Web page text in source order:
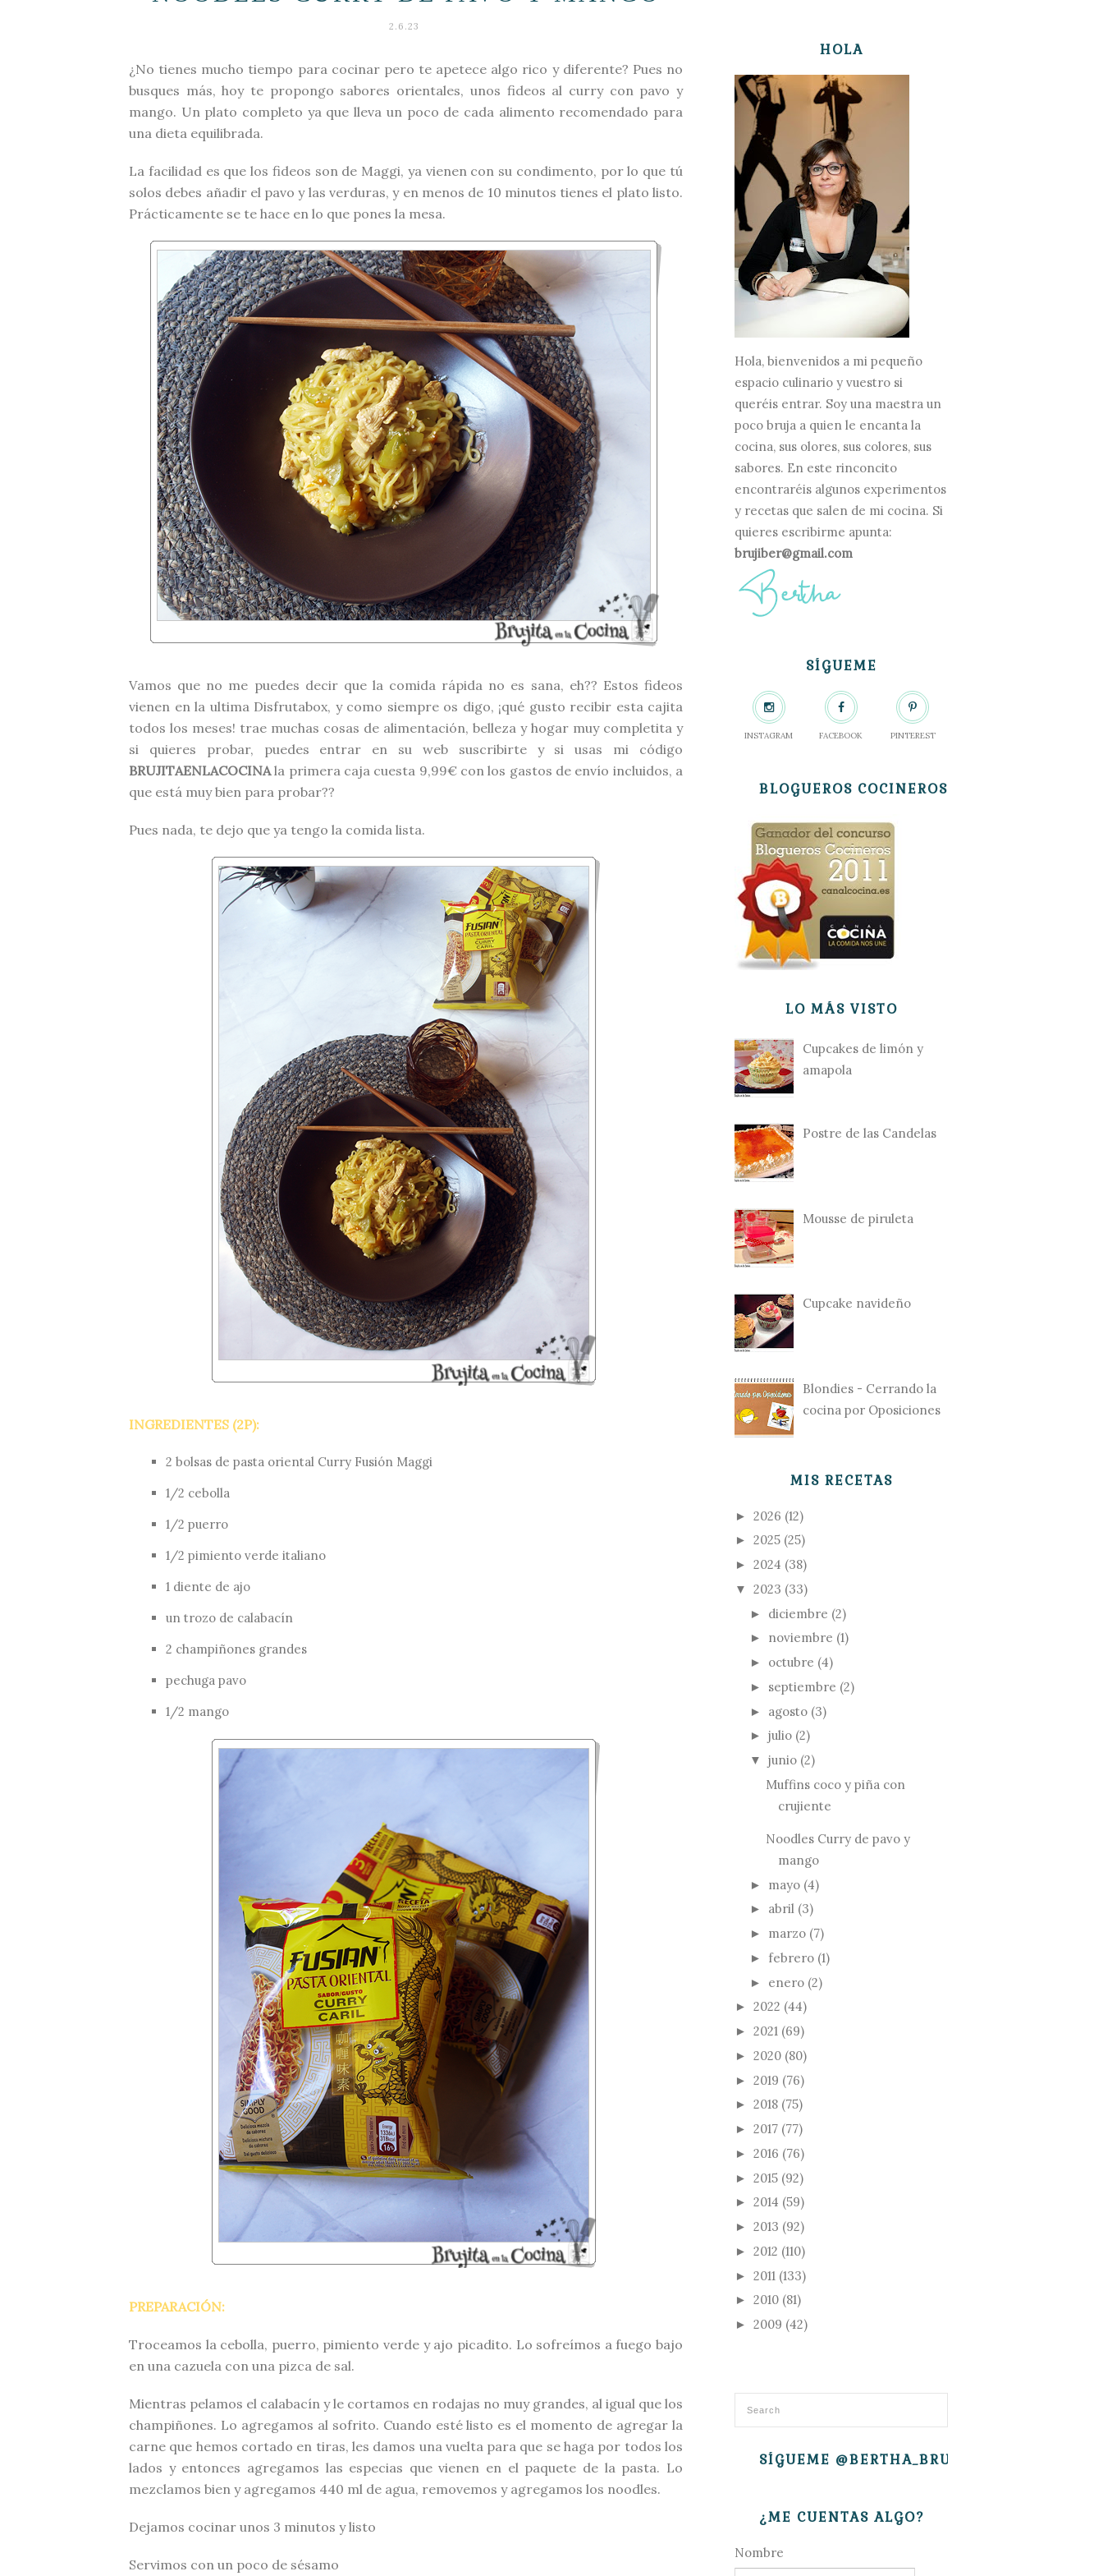
2.6.23
¿No tienes mucho tiempo para cocinar pero te apetece algo rico y diferente? Pues no
busques más, hoy te propongo sabores orientales, unos fideos al curry con pavo y
mango. Un plato completo ya que lleva un poco de cada alimento recomendado para
una dieta equilibrada.
La facilidad es que los fideos son de Maggi, ya vienen con su condimento, por lo que tú
solos debes añadir el pavo y las verduras, y en menos de 10 minutos tienes el plato listo.
Prácticamente se te hace en lo que pones la mesa.
Vamos que no me puedes decir que la comida rápida no es sana, eh?? Estos fideos
vienen en la ultima Disfrutabox, y como siempre os digo, ¡qué gusto recibir esta cajita
todos los meses! trae muchas cosas de alimentación, belleza y hogar muy completita y
si quieres probar, puedes entrar en su web suscribirte y si usas mi código
BRUJITAENLACOCINAla primera caja cuesta 9,99€ con los gastos de envío incluidos, a
que está muy bien para probar??
Pues nada, te dejo que ya tengo la comida lista.
INGREDIENTES (2P):
2 bolsas de pasta oriental Curry Fusión Maggi
1/2 cebolla
1/2 puerro
1/2 pimiento verde italiano
1 diente de ajo
un trozo de calabacín
2 champiñones grandes
pechuga pavo
1/2 mango
PREPARACIÓN:
Troceamos la cebolla, puerro, pimiento verde y ajo picadito. Lo sofreímos a fuego bajo
en una cazuela con una pizca de sal.
Mientras pelamos el calabacín y le cortamos en rodajas no muy grandes, al igual que los
champiñones. Lo agregamos al sofrito. Cuando esté listo es el momento de agregar la
carne que hemos cortado en tiras, les damos una vuelta para que se haga por todos los
lados y entonces agregamos las especias que vienen en el paquete de la pasta. Lo
mezclamos bien y agregamos 440 ml de agua, removemos y agregamos los noodles.
Dejamos cocinar unos 3 minutos y listo
Servimos con un poco de sésamo
HOLA
Hola, bienvenidos a mi pequeño
espacio culinario y vuestro si
queréis entrar. Soy una maestra un
poco bruja a quien le encanta la
cocina, sus olores, sus colores, sus
sabores. En este rinconcito
encontraréis algunos experimentos
y recetas que salen de mi cocina. Si
quieres escribirme apunta:
brujiber@gmail.com
SÍGUEME
INSTAGRAM FACEBOOK PINTEREST
BLOGUEROS COCINEROS
LO MÁS VISTO
Cupcakes de limón y
amapola
Postre de las Candelas
Mousse de piruleta
Cupcake navideño
Blondies - Cerrando la
cocina por Oposiciones
MIS RECETAS
► 2026 (12)
► 2025 (25)
► 2024 (38)
▼ 2023 (33)
► diciembre (2)
► noviembre (1)
► octubre (4)
► septiembre (2)
► agosto (3)
► julio (2)
▼ junio (2)
Muffins coco y piña con
crujiente
Noodles Curry de pavo y
mango
► mayo (4)
► abril (3)
► marzo (7)
► febrero (1)
► enero (2)
► 2022 (44)
► 2021 (69)
► 2020 (80)
► 2019 (76)
► 2018 (75)
► 2017 (77)
► 2016 (76)
► 2015 (92)
► 2014 (59)
► 2013 (92)
► 2012 (110)
► 2011 (133)
► 2010 (81)
► 2009 (42)
SÍGUEME @BERTHA_BRUJITA
¿ME CUENTAS ALGO?
Nombre